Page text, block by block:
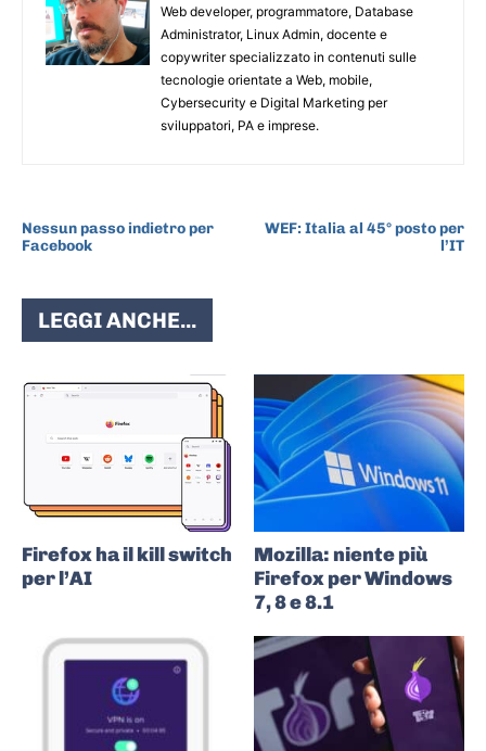
Web developer, programmatore, Database
Administrator, Linux Admin, docente e
copywriter specializzato in contenuti sulle
tecnologie orientate a Web, mobile,
Cybersecurity e Digital Marketing per
sviluppatori, PA e imprese.
Nessun passo indietro per
Facebook
WEF: Italia al 45° posto per
l’IT
LEGGI ANCHE...
Firefox ha il kill switch
per l’AI
Mozilla: niente più
Firefox per Windows
7, 8 e 8.1